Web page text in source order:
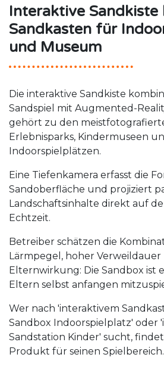
Interaktive
Sandkasten für
und Museum
Die interaktive Sandkiste
Sandspiel mit Augmented-
gehört zu den
Erlebnisparks, Kindermuseen
Indoorspielplätzen.
Eine Tiefenkamera erfasst die
Sandoberfläche und projiziert
Landschaftsinhalte direkt auf
Echtzeit.
Betreiber schätzen die
Lärmpegel, hoher
Elternwirkung: Die Sandbox ist
Eltern selbst anfangen
Wer nach 'interaktivem
Sandbox Indoorspielplatz' oder
Sandstation Kinder' sucht,
Produkt für seinen Spielbereich.